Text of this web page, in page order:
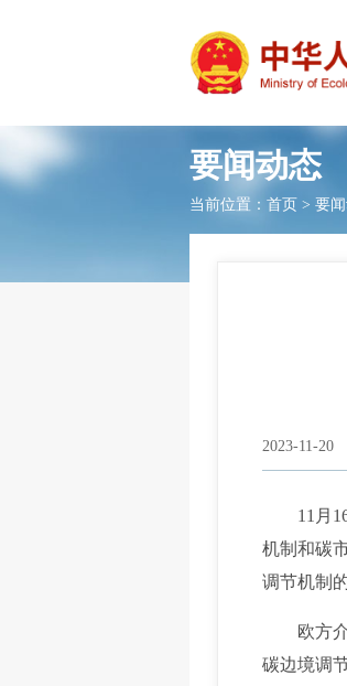
要闻动态
当前位置： 首页 > 要
2023-11-20
11月16
机制和碳
调节机制
欧方介
碳边境调